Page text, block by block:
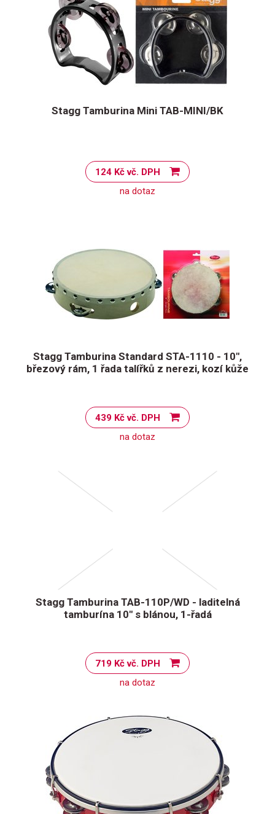
Stagg Tamburina Mini TAB-MINI/BK
124 Kč vč. DPH
na dotaz
Stagg Tamburina Standard STA-1110 - 10",
březový rám, 1 řada talířků z nerezi, kozí kůže
439 Kč vč. DPH
na dotaz
Stagg Tamburina TAB-110P/WD - laditelná
tamburína 10" s blánou, 1-řadá
719 Kč vč. DPH
na dotaz